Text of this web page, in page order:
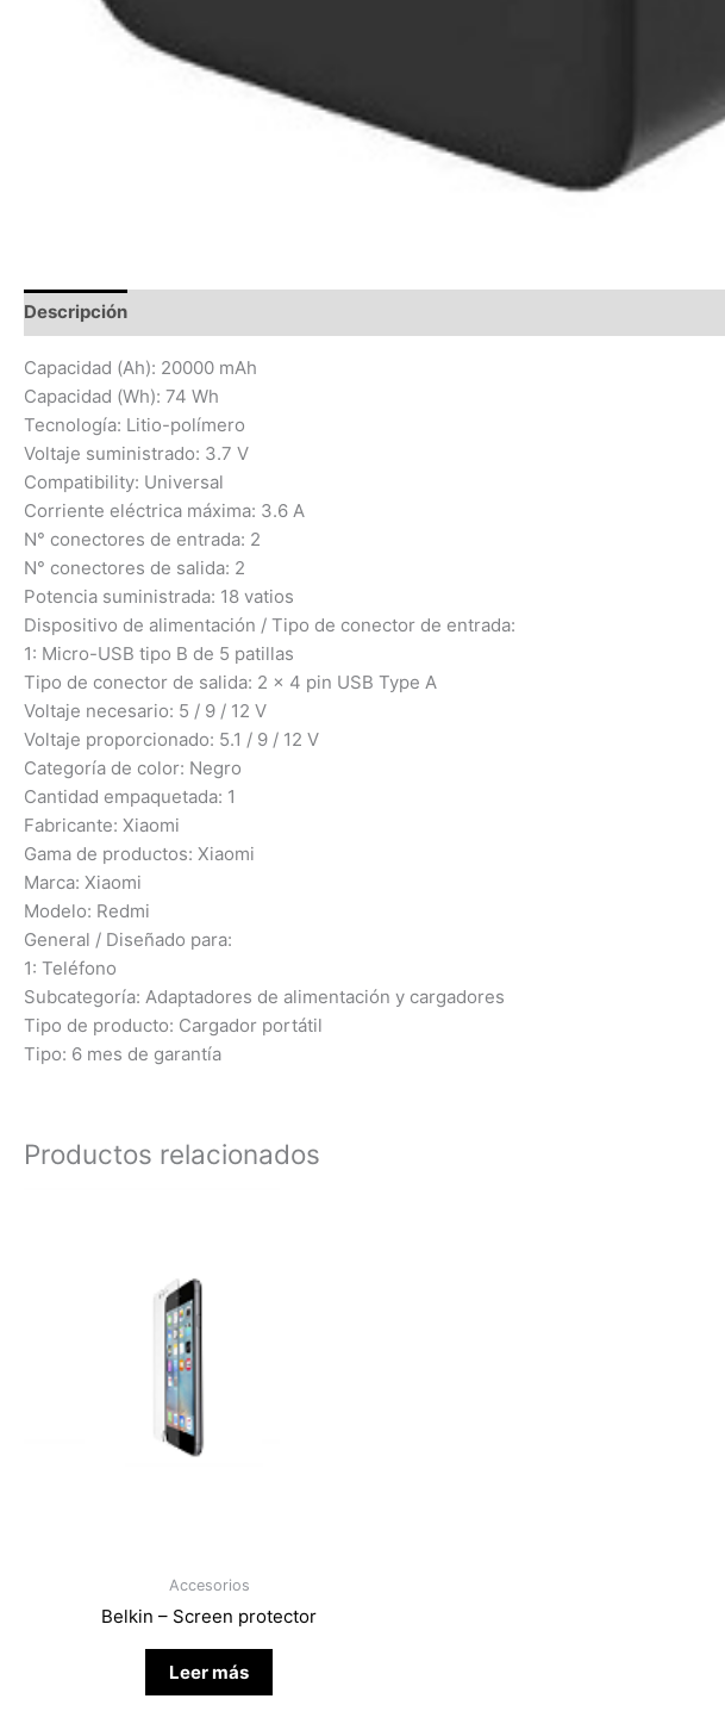
Descripción
Capacidad (Ah): 20000 mAh
Capacidad (Wh): 74 Wh
Tecnología: Litio-polímero
Voltaje suministrado: 3.7 V
Compatibility: Universal
Corriente eléctrica máxima: 3.6 A
N° conectores de entrada: 2
N° conectores de salida: 2
Potencia suministrada: 18 vatios
Dispositivo de alimentación / Tipo de conector de entrada:
1: Micro-USB tipo B de 5 patillas
Tipo de conector de salida: 2 x 4 pin USB Type A
Voltaje necesario: 5 / 9 / 12 V
Voltaje proporcionado: 5.1 / 9 / 12 V
Categoría de color: Negro
Cantidad empaquetada: 1
Fabricante: Xiaomi
Gama de productos: Xiaomi
Marca: Xiaomi
Modelo: Redmi
General / Diseñado para:
1: Teléfono
Subcategoría: Adaptadores de alimentación y cargadores
Tipo de producto: Cargador portátil
Tipo: 6 mes de garantía
Productos relacionados
Accesorios
Belkin – Screen protector
Leer más